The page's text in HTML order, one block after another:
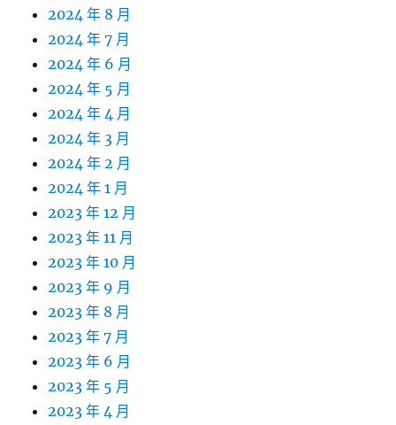
2024 年 8 月
2024 年 7 月
2024 年 6 月
2024 年 5 月
2024 年 4 月
2024 年 3 月
2024 年 2 月
2024 年 1 月
2023 年 12 月
2023 年 11 月
2023 年 10 月
2023 年 9 月
2023 年 8 月
2023 年 7 月
2023 年 6 月
2023 年 5 月
2023 年 4 月